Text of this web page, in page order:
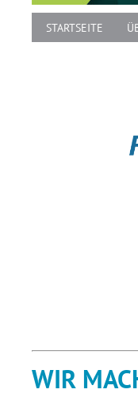
STARTSEITE
WIR